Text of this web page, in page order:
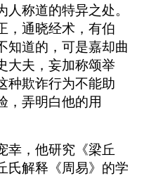
称道的特异之处。
，通晓经术，有伯
知道的，可是嘉却曲
大夫，妄加称颂举
种欺诈行为不能助
，弄明白他的用
幸，他研究《梁丘
氏解释《周易》的学